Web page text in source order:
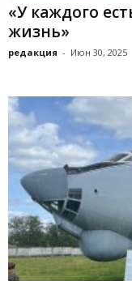
«У каждого
жизнь»
редакция - Июн 30, 2025